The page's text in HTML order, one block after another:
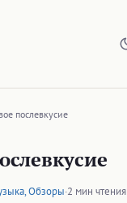
послевкусие
,Обзоры·2 мин чтения